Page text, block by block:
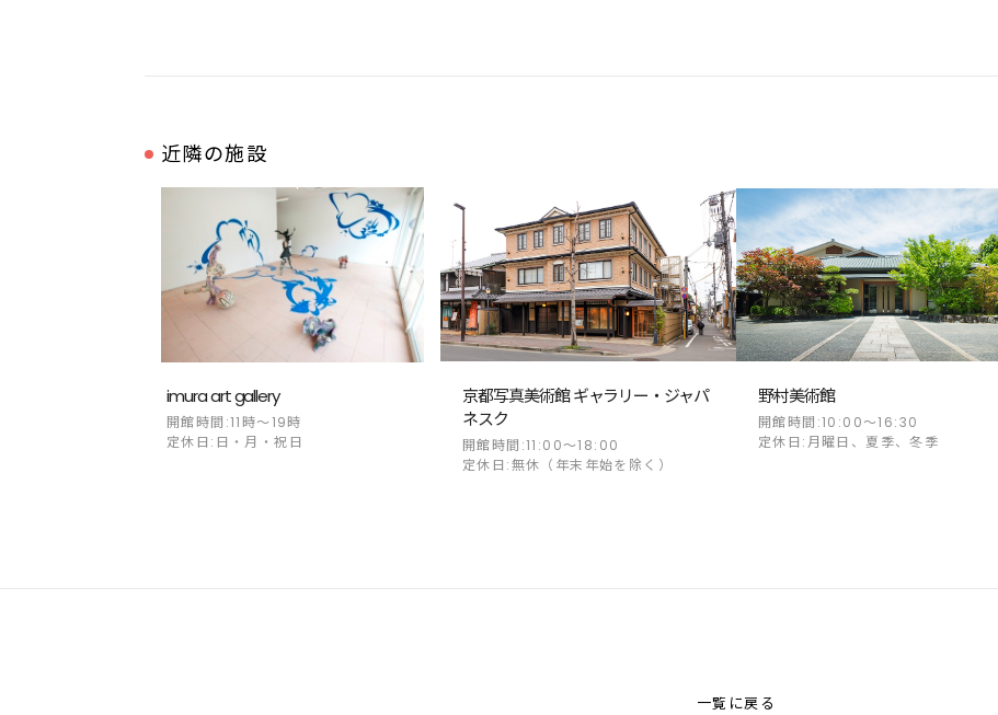
近隣の施設
imura art gallery
開館時間:11時～19時
定休日:日・月・祝日
京都写真美術館 ギャラリー・ジャパ
ネスク
開館時間:11:00〜18:00
定休日:無休（年末年始を除く）
野村美術館
開館時間:10:00～16:30
定休日:月曜日、夏季、冬季
一覧に戻る